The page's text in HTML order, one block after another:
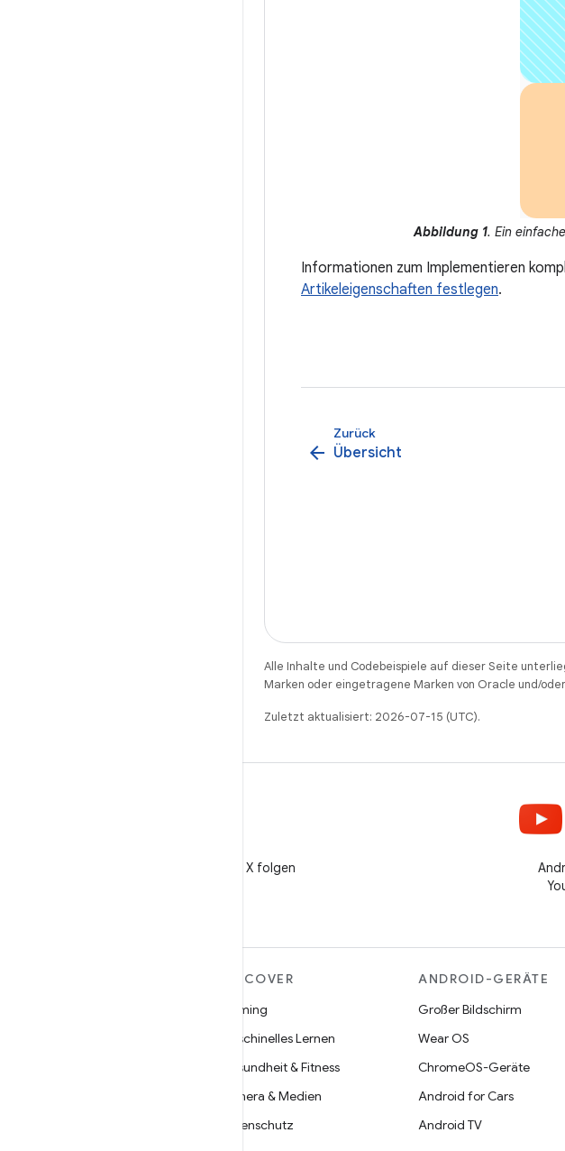
Abbildung 1. Ein
Informationen zum Implementieren
Artikeleigenschaften festlegen.
Zurück
arrow_back Übersicht
Alle Inhalte und Codebeispiele auf dieser Seite
Marken oder eingetragene Marken von Oracle und/
Zuletzt aktualisiert: 2026-07-15 (UTC).
@AndroidDev auf X folgen
DISCOVER
Gaming
Maschinelles Lernen
Gesundheit & Fitness
Kamera & Medien
Datenschutz
ANDROID-GERÄTE
Großer Bildschirm
Wear OS
ChromeOS-Geräte
Android for Cars
Android TV